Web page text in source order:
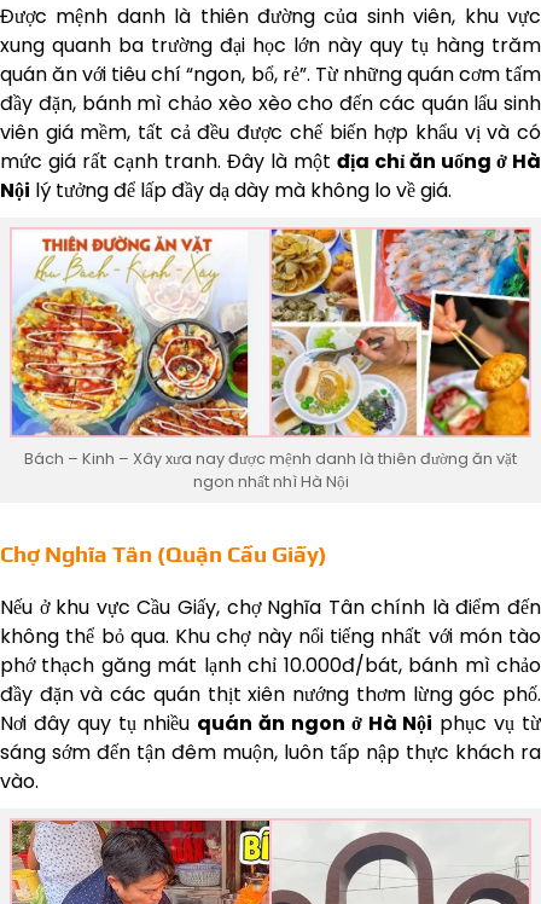
Được mệnh danh là thiên đường của sinh viên, khu vực
xung quanh ba trường đại học lớn này quy tụ hàng trăm
quán ăn với tiêu chí “ngon, bổ, rẻ”. Từ những quán cơm tấm
đầy đặn, bánh mì chảo xèo xèo cho đến các quán lẩu sinh
viên giá mềm, tất cả đều được chế biến hợp khẩu vị và có
mức giá rất cạnh tranh. Đây là một địa chỉ ăn uống ở Hà
Nội lý tưởng để lấp đầy dạ dày mà không lo về giá.
Bách – Kinh – Xây xưa nay được mệnh danh là thiên đường ăn vặt
ngon nhất nhì Hà Nội
Chợ Nghĩa Tân (Quận Cầu Giấy)
Nếu ở khu vực Cầu Giấy, chợ Nghĩa Tân chính là điểm đến
không thể bỏ qua. Khu chợ này nổi tiếng nhất với món tào
phớ thạch găng mát lạnh chỉ 10.000đ/bát, bánh mì chảo
đầy đặn và các quán thịt xiên nướng thơm lừng góc phố.
Nơi đây quy tụ nhiều quán ăn ngon ở Hà Nội phục vụ từ
sáng sớm đến tận đêm muộn, luôn tấp nập thực khách ra
vào.